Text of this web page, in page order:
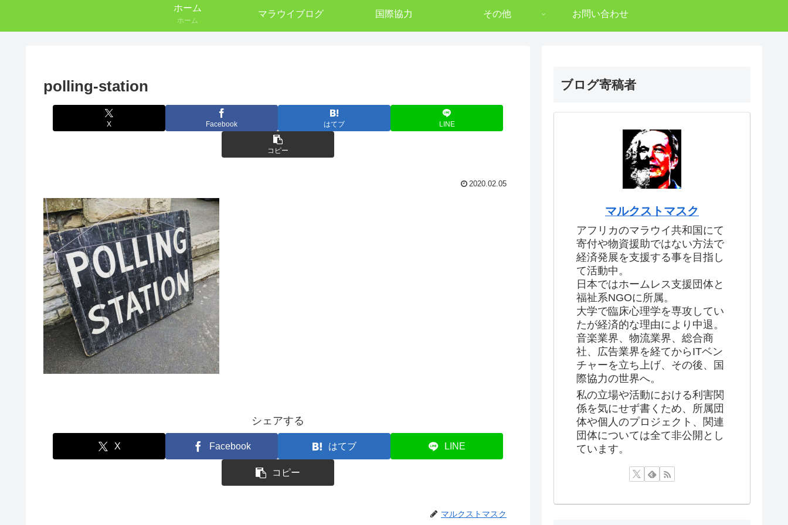
ホーム
ホーム
マラウイブログ 国際協力 その他 お問い合わせ
polling-station
X Facebook はてブ LINE
コピー
2020.02.05
シェアする
X Facebook はてブ LINE
コピー
マルクストマスク
ブログ寄稿者
マルクストマスク
アフリカのマラウイ共和国にて
寄付や物資援助ではない方法で
経済発展を支援する事を目指し
て活動中。
日本ではホームレス支援団体と
福祉系NGOに所属。
大学で臨床心理学を専攻してい
たが経済的な理由により中退。
音楽業界、物流業界、総合商
社、広告業界を経てからITベン
チャーを立ち上げ、その後、国
際協力の世界へ。
私の立場や活動における利害関
係を気にせず書くため、所属団
体や個人のプロジェクト、関連
団体については全て非公開とし
ています。